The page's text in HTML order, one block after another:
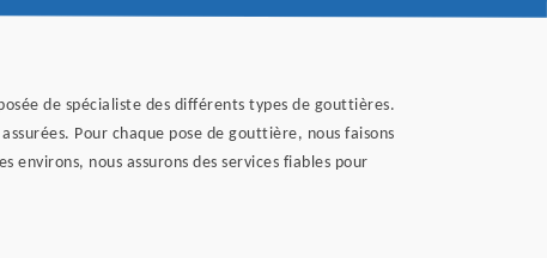
de spécialiste des différents types de gouttières.
Pour chaque pose de gouttière, nous faisons
nous assurons des services fiables pour